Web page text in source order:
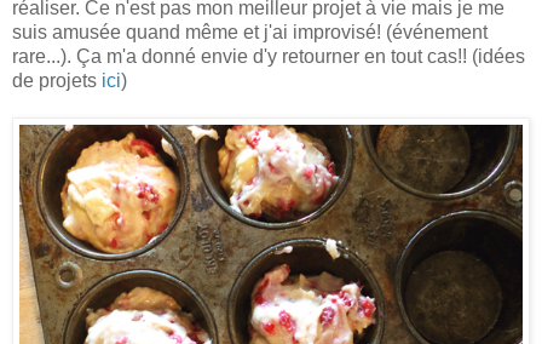
réaliser. Ce n'est pas mon meilleur projet à vie mais je me
suis amusée quand même et j'ai improvisé! (événement
rare...). Ça m'a donné envie d'y retourner en tout cas!! (idées
de projets ici)